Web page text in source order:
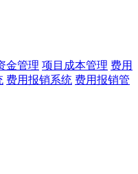
金管理 项目成本管理 费用
费用报销系统 费用报销管